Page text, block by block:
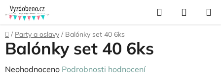
Přejít
na
obsah
Hledat
KOŠÍK
Domů
/ Party a oslavy / Balónky set 40 6ks
Balónky set 40 6ks
Průměrné
Neohodnoceno Podrobnosti hodnocení